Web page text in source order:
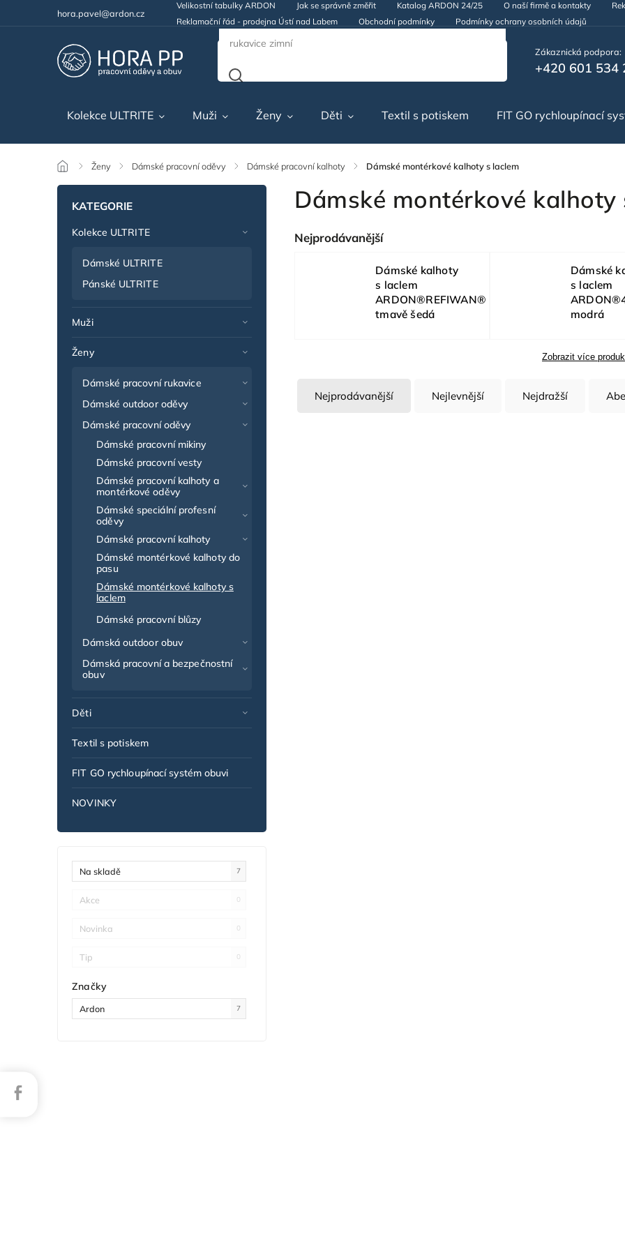
hora.pavel@ardon.cz
Velikostní tabulky ARDON Jak se správně změřit Katalog ARDON 24/25 O naší firmě a kontakty
Reklamační řád - prodejna Ústí nad Labem
Obchodní podmínky Podmínky ochrany osobních údajů
Zákaznická podpora:
+420 601 534
Kolekce ULTRITE Muži Ženy Děti Textil s potiskem FIT GO rychloupínací
/ Ženy / Dámské pracovní oděvy / Dámské pracovní kalhoty / Dámské montérkové kalhoty s laclem
KATEGORIE
Kolekce ULTRITE
Dámské ULTRITE
Pánské ULTRITE
Muži
Ženy
Dámské pracovní rukavice
Dámské outdoor oděvy
Dámské pracovní oděvy
Dámské pracovní mikiny
Dámské pracovní vesty
Dámské pracovní kalhoty a
montérkové oděvy
Dámské speciální profesní
oděvy
Dámské pracovní kalhoty
Dámské montérkové kalhoty do
pasu
Dámské montérkové kalhoty s
laclem
Dámské pracovní blůzy
Dámská outdoor obuv
Dámská pracovní a bezpečnostní
obuv
Děti
Textil s potiskem
FIT GO rychloupínací systém obuvi
NOVINKY
Na skladě 7
Akce 0
Novinka 0
Tip 0
Značky
Ardon 7
Dámské montérkové kalhoty
Nejprodávanější
Dámské kalhoty
s laclem
ARDON®REFIWAN®
tmavě šedá
Dámské
s laclem
modrá
Zobrazit více
Nejprodávanější Nejlevnější Nejdražší